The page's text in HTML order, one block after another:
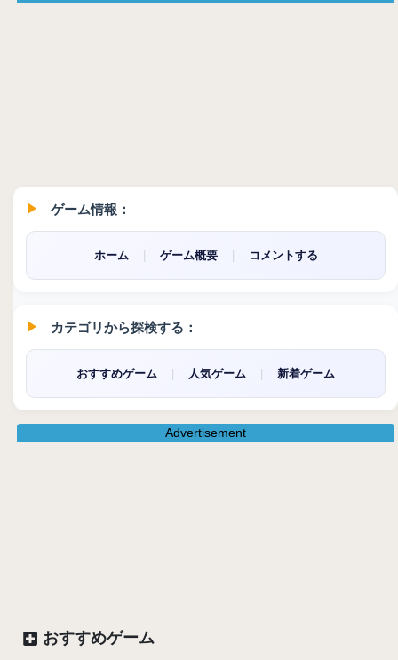
ゲーム情報：
ホーム ゲーム概要 コメントする
カテゴリから探検する：
おすすめゲーム 人気ゲーム 新着ゲーム
Advertisement
おすすめゲーム